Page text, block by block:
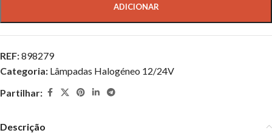
ADICIONAR
REF:898279
Categoria: Lâmpadas Halogéneo 12/24V
Partilhar:
Descrição